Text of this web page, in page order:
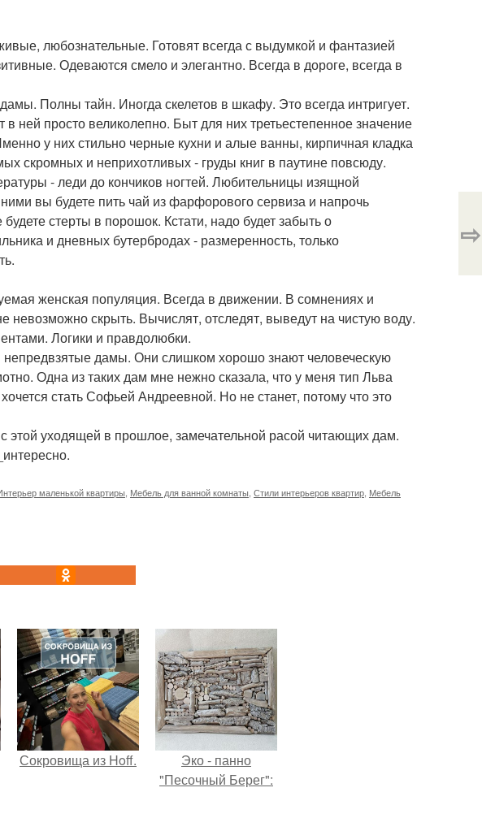
любознательные. Готовят всегда с выдумкой и фантазией
Одеваются смело и элегантно. Всегда в дороге, всегда в
Полны тайн. Иногда скелетов в шкафу. Это всегда интригует.
ней просто великолепно. Быт для них третьестепенное значение
у них стильно черные кухни и алые ванны, кирпичная кладка
скромных и неприхотливых - груды книг в паутине повсюду.
- леди до кончиков ногтей. Любительницы изящной
вы будете пить чай из фарфорового сервиза и напрочь
стерты в порошок. Кстати, надо будет забыть о
и дневных бутербродах - размеренность, только
женская популяция. Всегда в движении. В сомнениях и
невозможно скрыть. Вычислят, отследят, выведут на чистую воду.
Логики и правдолюбки.
дамы. Они слишком хорошо знают человеческую
Одна из таких дам мне нежно сказала, что у меня тип Льва
стать Софьей Андреевной. Но не станет, потому что это
этой уходящей в прошлое, замечательной расой читающих дам.
маленькой квартиры Мебель для ванной комнаты Стили интерьеров квартир Мебель
⇨
Сокровища из Hoff.
Эко - панно
"Песочный Берег":